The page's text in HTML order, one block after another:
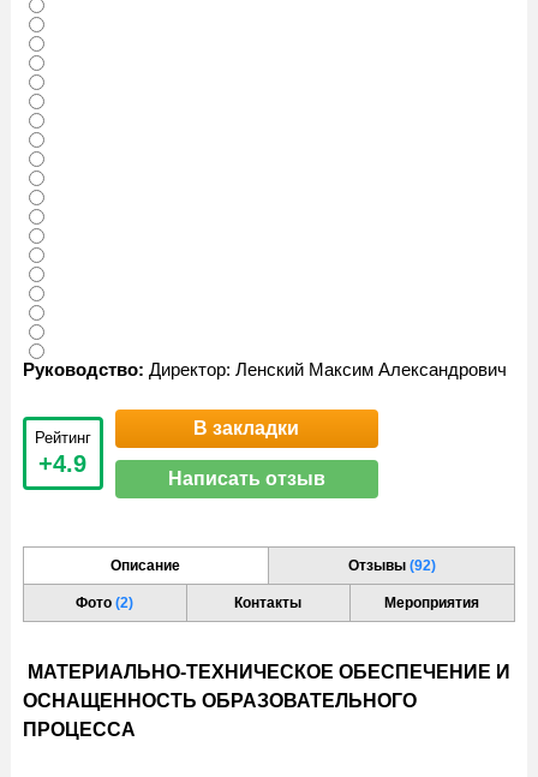
Руководство: Директор: Ленский Максим Александрович
Рейтинг
+4.9
В закладки
Написать отзыв
Описание Отзывы (92)
Фото(2) Контакты Мероприятия
МАТЕРИАЛЬНО-ТЕХНИЧЕСКОЕ ОБЕСПЕЧЕНИЕ И
ОСНАЩЕННОСТЬ ОБРАЗОВАТЕЛЬНОГО
ПРОЦЕССА